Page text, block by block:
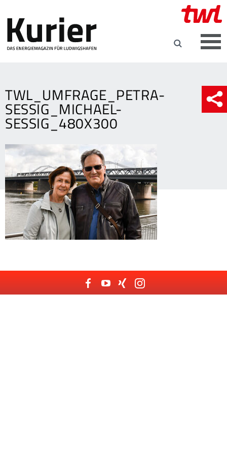
TWL_UMFRAGE_PETRA-
SESSIG_MICHAEL-
SESSIG_480X300